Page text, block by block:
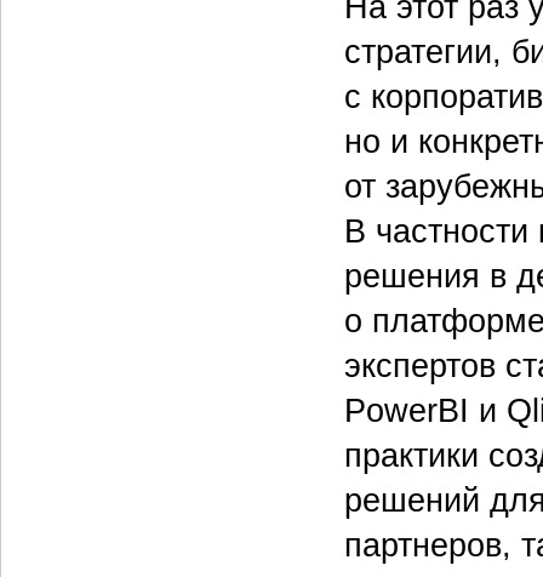
стратегии,
с
но и
от
В
решения в
о
экспертов
PowerBI и
практики
решений
партнеров,